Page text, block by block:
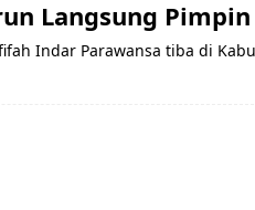
Langsung
Indar Parawansa tiba di